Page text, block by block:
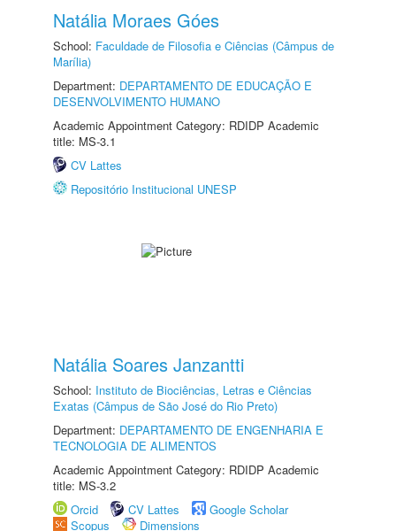
Natália Moraes Góes
School: Faculdade de Filosofia e Ciências (Câmpus de
Marília)
Department: DEPARTAMENTO DE EDUCAÇÃO E
DESENVOLVIMENTO HUMANO
Academic Appointment Category: RDIDP Academic
title: MS-3.1
CV Lattes
Repositório Institucional UNESP
Natália Soares Janzantti
School: Instituto de Biociências, Letras e Ciências
Exatas (Câmpus de São José do Rio Preto)
Department: DEPARTAMENTO DE ENGENHARIA E
TECNOLOGIA DE ALIMENTOS
Academic Appointment Category: RDIDP Academic
title: MS-3.2
Orcid
CV Lattes
Google Scholar
Scopus
Dimensions